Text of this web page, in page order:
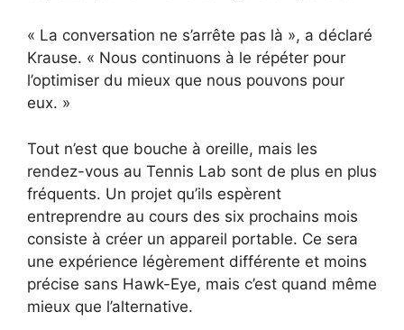
« La conversation ne s’arrête pas là », a déclaré
Krause. « Nous continuons à le répéter pour
l’optimiser du mieux que nous pouvons pour
eux. »
Tout n’est que bouche à oreille, mais les
rendez-vous au Tennis Lab sont de plus en plus
fréquents. Un projet qu’ils espèrent
entreprendre au cours des six prochains mois
consiste à créer un appareil portable. Ce sera
une expérience légèrement différente et moins
précise sans Hawk-Eye, mais c’est quand même
mieux que l’alternative.